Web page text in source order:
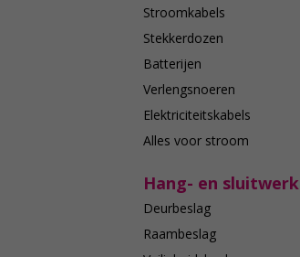
Stroomkabels
Stekkerdozen
Batterijen
Verlengsnoeren
Elektriciteitskabels
Alles voor stroom
Hang- en sluitwerk
Deurbeslag
Raambeslag